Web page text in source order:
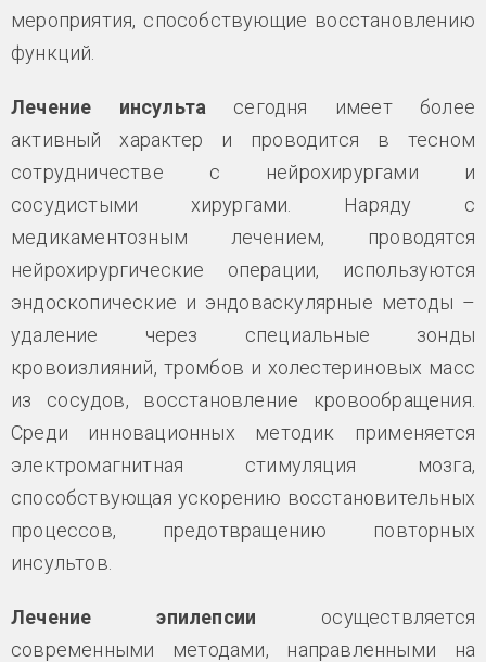
мероприятия, способствующие восстановлению
функций.
Лечение инсульта сегодня имеет более
активный характер и проводится в тесном
сотрудничестве с нейрохирургами и
сосудистыми хирургами. Наряду с
медикаментозным лечением, проводятся
нейрохирургические операции, используются
эндоскопические и эндоваскулярные методы –
удаление через специальные зонды
кровоизлияний, тромбов и холестериновых масс
из сосудов, восстановление кровообращения.
Среди инновационных методик применяется
электромагнитная стимуляция мозга,
способствующая ускорению восстановительных
процессов, предотвращению повторных
инсультов.
Лечение эпилепсии
осуществляется
современными методами, направленными на